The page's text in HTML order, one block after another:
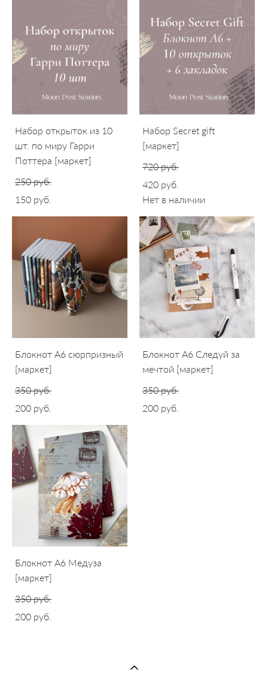
Набор открыток из 10
шт. по миру Гарри
Поттера [маркет]
250 pуб.
150 pуб.
Набор Secret gift
[маркет]
720 pуб.
420 pуб.
Нет в наличии
Блокнот A6 сюрпризный
[маркет]
350 pуб.
200 pуб.
Блокнот A6 Следуй за
мечтой [маркет]
350 pуб.
200 pуб.
Блокнот A6 Медуза
[маркет]
350 pуб.
200 pуб.